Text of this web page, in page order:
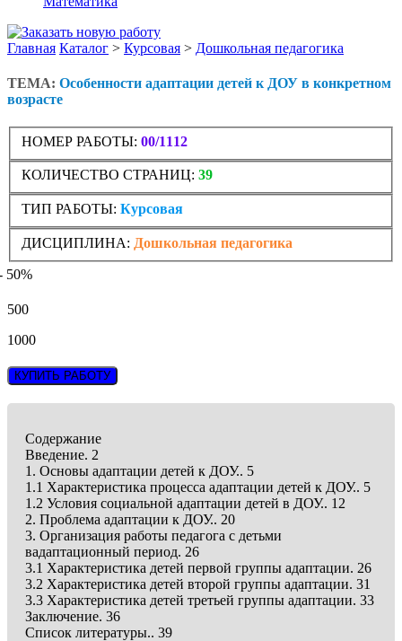
Главная Каталог > Курсовая > Дошкольная педагогика
ТЕМА: Особенности адаптации детей к ДОУ в конкретном
возрасте
НОМЕР РАБОТЫ: 00/1112
КОЛИЧЕСТВО СТРАНИЦ: 39
ТИП РАБОТЫ: Курсовая
ДИСЦИПЛИНА: Дошкольная педагогика
50%
500
1000
КУПИТЬ РАБОТУ
Содержание
Введение. 2
1. Основы адаптации детей к ДОУ.. 5
1.1 Характеристика процесса адаптации детей к ДОУ.. 5
1.2 Условия социальной адаптации детей в ДОУ.. 12
2. Проблема адаптации к ДОУ.. 20
3. Организация работы педагога с детьми
вадаптационный период. 26
3.1 Характеристика детей первой группы адаптации. 26
3.2 Характеристика детей второй группы адаптации. 31
3.3 Характеристика детей третьей группы адаптации. 33
Заключение. 36
Список литературы.. 39